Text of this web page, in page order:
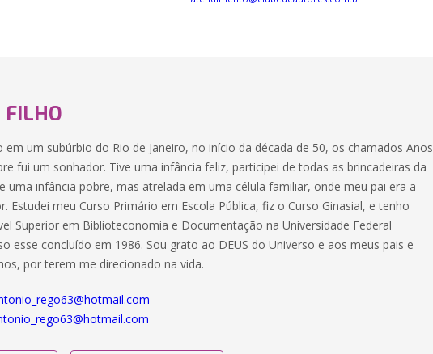
FILHO
em um subúrbio do Rio de Janeiro, no início da década de 50, os chamados Anos
fui um sonhador. Tive uma infância feliz, participei de todas as brincadeiras da
uma infância pobre, mas atrelada em uma célula familiar, onde meu pai era a
Estudei meu Curso Primário em Escola Pública, fiz o Curso Ginasial, e tenho
Superior em Biblioteconomia e Documentação na Universidade Federal
esse concluído em 1986. Sou grato ao DEUS do Universo e aos meus pais e
por terem me direcionado na vida.